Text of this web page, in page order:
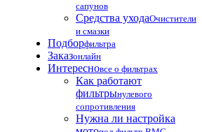
сапунов
Средства уходаОчистители
и смазки
Подборфильтра
Заказонлайн
Интересновсе о фильтрах
Как работают
фильтрынулевого
сопротивления
Нужна ли настройка